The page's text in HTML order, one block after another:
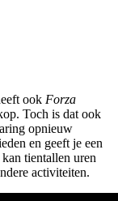
ook Forza
Toch is dat ook
opnieuw
en geeft je een
tientallen uren
activiteiten.